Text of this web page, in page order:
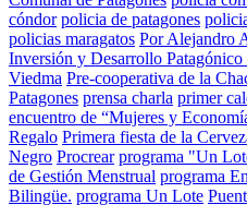
cóndor policia de patagones
policias maragatos Por Alejandro
Inversión y Desarrollo
Viedma Pre-cooperativa de la
Patagones prensa charla primer
encuentro de “Mujeres y
Regalo Primera fiesta de la
Negro Procrear programa "Un
de Gestión Menstrual programa
Bilingüe. programa Un Lote